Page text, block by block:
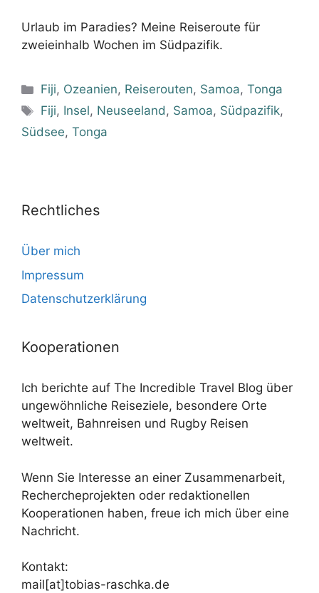
Urlaub im Paradies? Meine Reiseroute für
zweieinhalb Wochen im Südpazifik.
Kategorien
Fiji, Ozeanien, Reiserouten, Samoa,Tonga
Schlagwörter
Fiji, Insel, Neuseeland, Samoa, Südpazifik,
Südsee, Tonga
Rechtliches
Über mich
Impressum
Datenschutzerklärung
Kooperationen
Ich berichte auf The Incredible Travel Blog über
ungewöhnliche Reiseziele, besondere Orte
weltweit, Bahnreisen und Rugby Reisen
weltweit.
Wenn Sie Interesse an einer Zusammenarbeit,
Rechercheprojekten oder redaktionellen
Kooperationen haben, freue ich mich über eine
Nachricht.
Kontakt:
mail[at]tobias-raschka.de